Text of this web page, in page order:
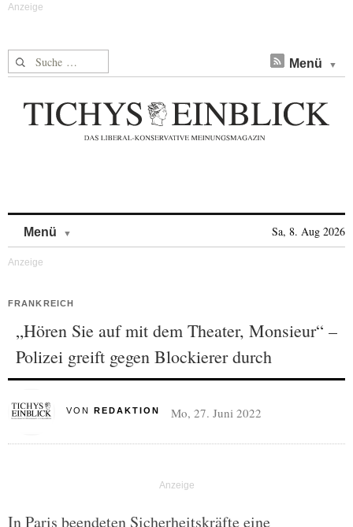
Suche nach: Menü
Menü Sa, 8. Aug 2026
FRANKREICH
„Hören Sie auf mit dem Theater, Monsieur“ –
Polizei greift gegen Blockierer durch
VON REDAKTION Mo, 27. Juni 2022
In Paris beendeten Sicherheitskräfte eine